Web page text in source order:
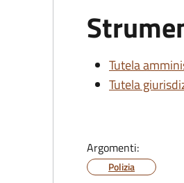
Tutela
Tutela
Argomenti:
Polizia